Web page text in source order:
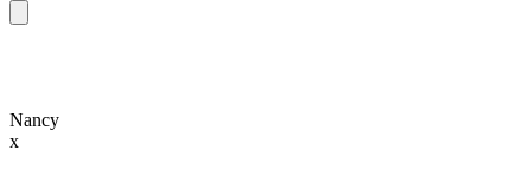
Nancy
x